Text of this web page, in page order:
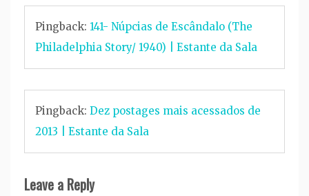
Pingback: 141- Núpcias de Escândalo (The
Philadelphia Story/ 1940) | Estante da Sala
Pingback: Dez postages mais acessados de
2013 | Estante da Sala
Leave a Reply